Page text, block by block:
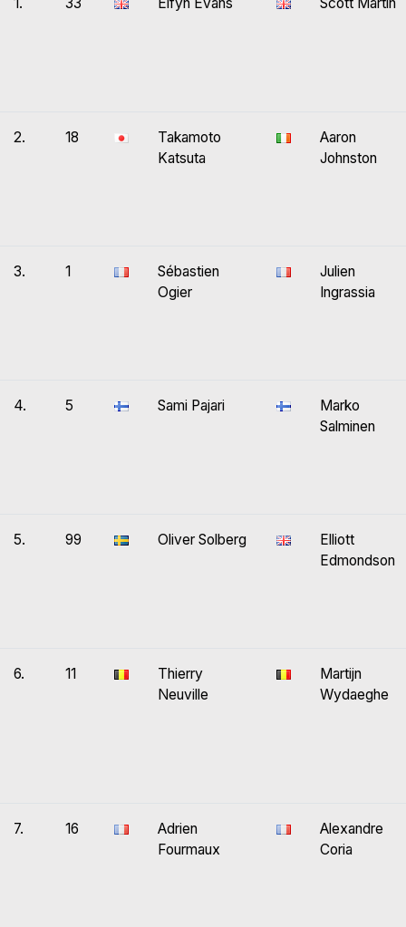
2. 18
Takamoto
Katsuta
Aaron
Johnston
3. 1
Sébastien
Ogier
Julien
Ingrassia
4. 5 Sami Pajari
Marko
Salminen
5. 99 Oliver Solberg
Elliott
Edmondson
6. 11
Thierry
Neuville
Martijn
Wydaeghe
7. 16
Adrien
Fourmaux
Alexandre
Coria